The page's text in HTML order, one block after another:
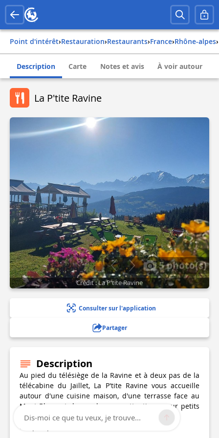
Point d'intérêt› Restauration› Restaurants› france› rhône-alpes›
Description Carte Notes et avis À voir autour
La P'tite Ravine
5 photo(s)
Crédit : La P'tite Ravine
Consulter sur l'application
Partager
Description
Au pied du télésiège de la Ravine et à deux pas de la
télécabine du Jaillet, La P'tite Ravine vous accueille
autour d'une cuisine maison, d'une terrasse face au
Mont-Blanc et de nombreuses attentions pour petits
et grands.
En quelques mots
Dis-moi ce que tu veux, je trouve...